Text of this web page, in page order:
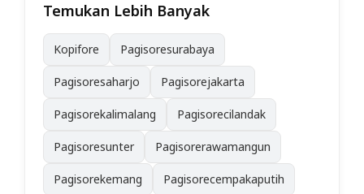
Temukan Lebih Banyak
Kopifore Pagisoresurabaya
Pagisoresaharjo Pagisorejakarta
Pagisorekalimalang Pagisorecilandak
Pagisoresunter Pagisorerawamangun
Pagisorekemang Pagisorecempakaputih